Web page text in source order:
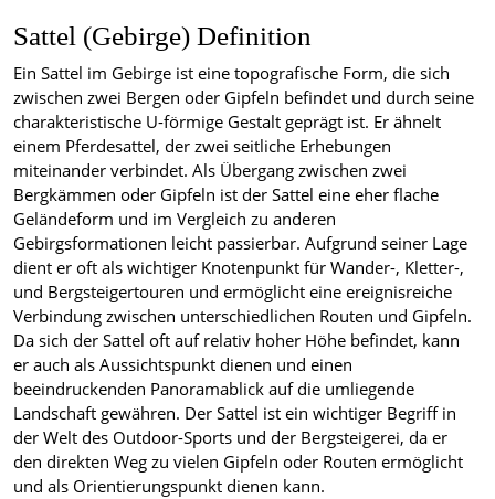
Sattel (Gebirge) Definition
Ein Sattel im Gebirge ist eine topografische Form, die sich
zwischen zwei Bergen oder Gipfeln befindet und durch seine
charakteristische U-förmige Gestalt geprägt ist. Er ähnelt
einem Pferdesattel, der zwei seitliche Erhebungen
miteinander verbindet. Als Übergang zwischen zwei
Bergkämmen oder Gipfeln ist der Sattel eine eher flache
Geländeform und im Vergleich zu anderen
Gebirgsformationen leicht passierbar. Aufgrund seiner Lage
dient er oft als wichtiger Knotenpunkt für Wander-, Kletter-,
und Bergsteigertouren und ermöglicht eine ereignisreiche
Verbindung zwischen unterschiedlichen Routen und Gipfeln.
Da sich der Sattel oft auf relativ hoher Höhe befindet, kann
er auch als Aussichtspunkt dienen und einen
beeindruckenden Panoramablick auf die umliegende
Landschaft gewähren. Der Sattel ist ein wichtiger Begriff in
der Welt des Outdoor-Sports und der Bergsteigerei, da er
den direkten Weg zu vielen Gipfeln oder Routen ermöglicht
und als Orientierungspunkt dienen kann.